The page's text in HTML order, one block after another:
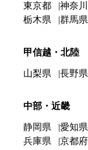
東京都 神奈
栃木県
群馬県
甲信越・北陸
山梨県 長野県
中部・近畿
静岡県 愛知県
兵庫県
京都府